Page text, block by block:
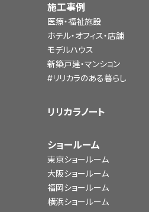
施工事例
医療・福祉施設
ホテル・オフィス・店舗
モデルハウス
新築戸建・マンション
#リリカラのある暮らし
リリカラノート
ショールーム
東京ショールーム
大阪ショールーム
福岡ショールーム
横浜ショールーム